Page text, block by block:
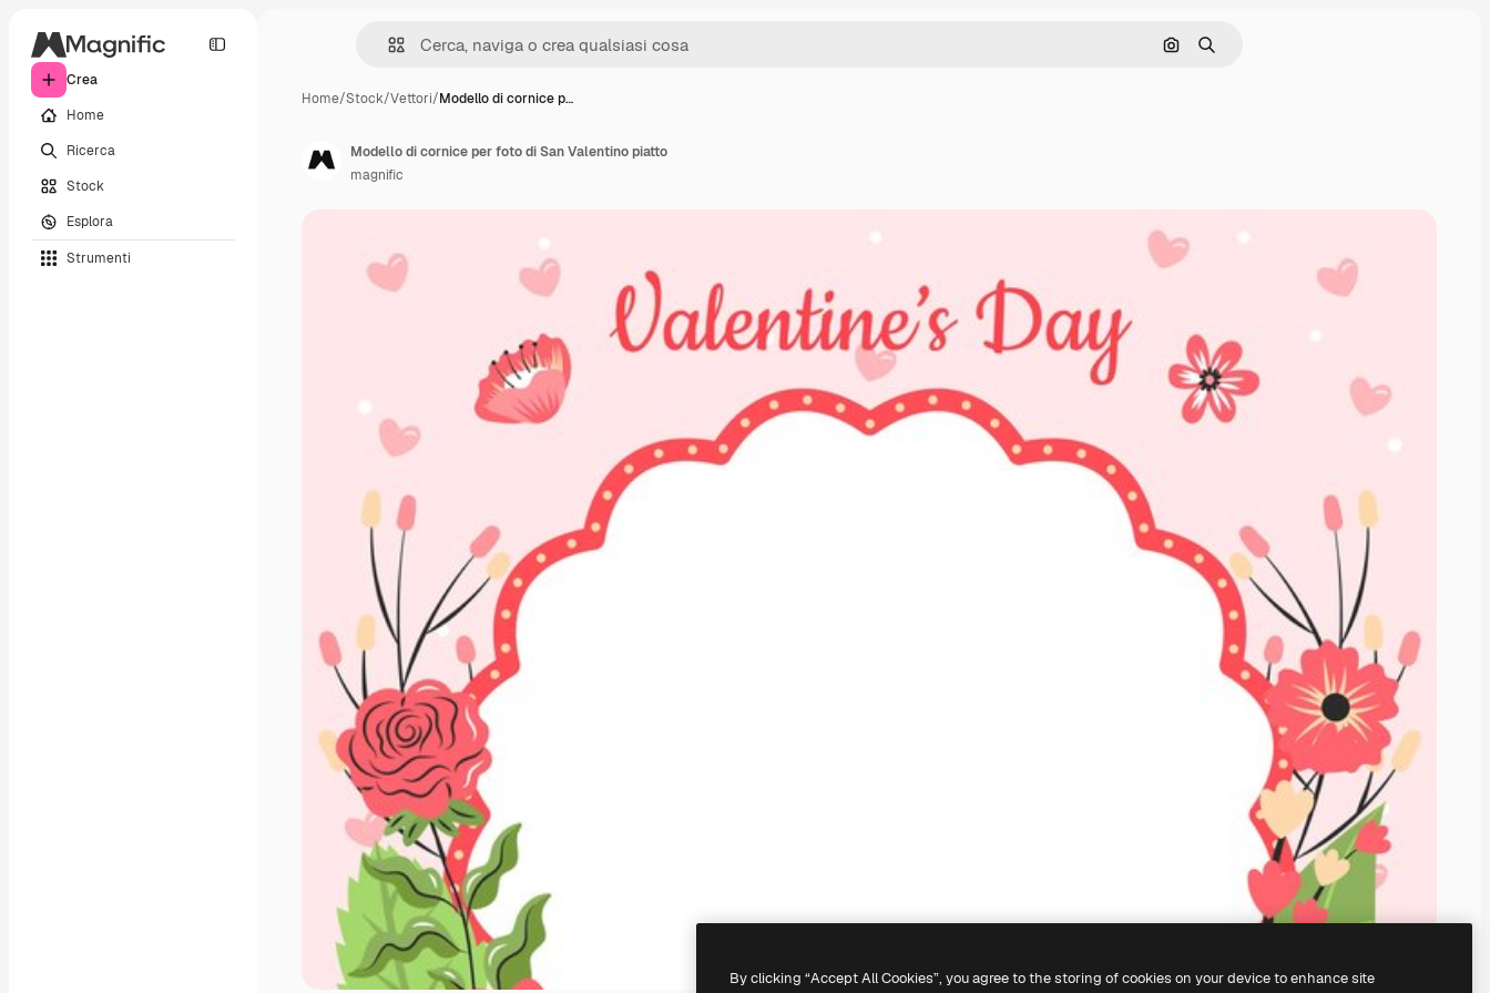
Crea
Home
Ricerca
Stock
Esplora
Strumenti
Cerca per immagine
Ricerca
Home/Stock/Vettori/Modello di cornice p…
Modello di cornice per foto di San Valentino piatto
magnific
By clicking “Accept All Cookies”, you agree to the storing of cookies on your device to enhance site